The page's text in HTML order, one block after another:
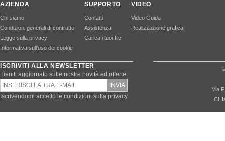
AZIENDA
Chi siamo
Condizioni generali di contratto
Legge sulla privacy
Informativa sull’uso dei cookie
SUPPORTO
Contatti
Assistenza
Carica i tuoi file
VIDEO
Video Guida
Realizzazione grafica
ISCRIVITI ALLA NEWSLETTER
Tieniti aggiornato sulle nostre novità ed offerte
Iscrivendomi accetto le condizioni sulla privacy
Via